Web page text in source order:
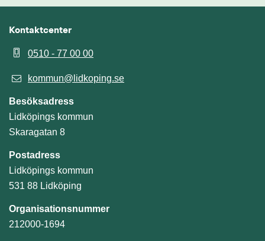
Kontaktcenter
0510 - 77 00 00
kommun@lidkoping.se
Besöksadress
Lidköpings kommun
Skaragatan 8
Postadress
Lidköpings kommun
531 88 Lidköping
Organisationsnummer
212000-1694